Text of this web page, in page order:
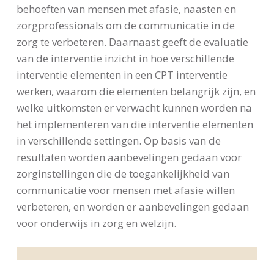
behoeften van mensen met afasie, naasten en
zorgprofessionals om de communicatie in de
zorg te verbeteren. Daarnaast geeft de evaluatie
van de interventie inzicht in hoe verschillende
interventie elementen in een CPT interventie
werken, waarom die elementen belangrijk zijn, en
welke uitkomsten er verwacht kunnen worden na
het implementeren van die interventie elementen
in verschillende settingen. Op basis van de
resultaten worden aanbevelingen gedaan voor
zorginstellingen die de toegankelijkheid van
communicatie voor mensen met afasie willen
verbeteren, en worden er aanbevelingen gedaan
voor onderwijs in zorg en welzijn.